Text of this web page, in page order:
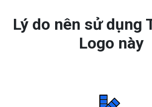
Lý do nên sử dụng
Logo này